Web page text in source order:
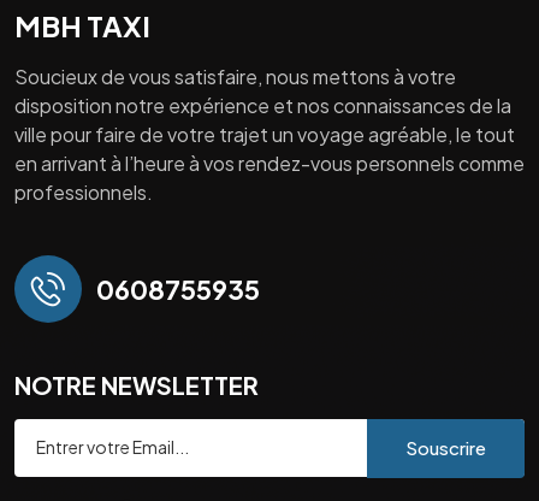
MBH TAXI
Soucieux de vous satisfaire, nous mettons à votre
disposition notre expérience et nos connaissances de la
ville pour faire de votre trajet un voyage agréable, le tout
en arrivant à l’heure à vos rendez-vous personnels comme
professionnels.
0608755935
NOTRE NEWSLETTER
Souscrire